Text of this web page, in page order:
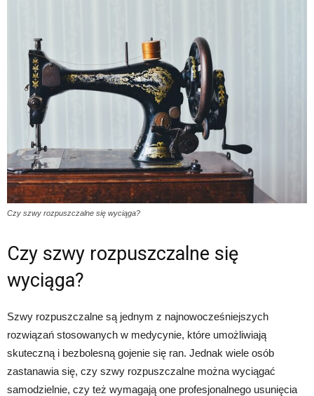
Czy szwy rozpuszczalne się wyciąga?
Czy szwy rozpuszczalne się
wyciąga?
Szwy rozpuszczalne są jednym z najnowocześniejszych
rozwiązań stosowanych w medycynie, które umożliwiają
skuteczną i bezbolesną gojenie się ran. Jednak wiele osób
zastanawia się, czy szwy rozpuszczalne można wyciągać
samodzielnie, czy też wymagają one profesjonalnego usunięcia